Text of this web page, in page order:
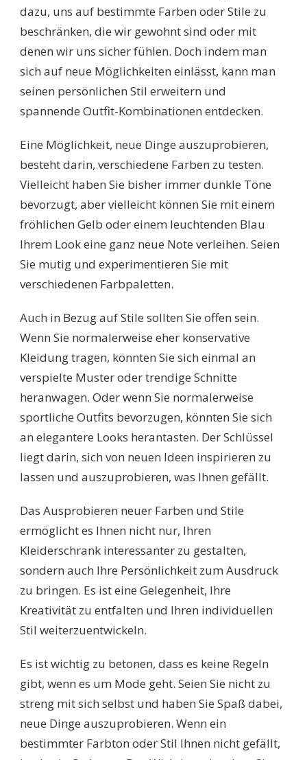
dazu, uns auf bestimmte Farben oder Stile zu
beschränken, die wir gewohnt sind oder mit
denen wir uns sicher fühlen. Doch indem man
sich auf neue Möglichkeiten einlässt, kann man
seinen persönlichen Stil erweitern und
spannende Outfit-Kombinationen entdecken.
Eine Möglichkeit, neue Dinge auszuprobieren,
besteht darin, verschiedene Farben zu testen.
Vielleicht haben Sie bisher immer dunkle Töne
bevorzugt, aber vielleicht können Sie mit einem
fröhlichen Gelb oder einem leuchtenden Blau
Ihrem Look eine ganz neue Note verleihen. Seien
Sie mutig und experimentieren Sie mit
verschiedenen Farbpaletten.
Auch in Bezug auf Stile sollten Sie offen sein.
Wenn Sie normalerweise eher konservative
Kleidung tragen, könnten Sie sich einmal an
verspielte Muster oder trendige Schnitte
heranwagen. Oder wenn Sie normalerweise
sportliche Outfits bevorzugen, könnten Sie sich
an elegantere Looks herantasten. Der Schlüssel
liegt darin, sich von neuen Ideen inspirieren zu
lassen und auszuprobieren, was Ihnen gefällt.
Das Ausprobieren neuer Farben und Stile
ermöglicht es Ihnen nicht nur, Ihren
Kleiderschrank interessanter zu gestalten,
sondern auch Ihre Persönlichkeit zum Ausdruck
zu bringen. Es ist eine Gelegenheit, Ihre
Kreativität zu entfalten und Ihren individuellen
Stil weiterzuentwickeln.
Es ist wichtig zu betonen, dass es keine Regeln
gibt, wenn es um Mode geht. Seien Sie nicht zu
streng mit sich selbst und haben Sie Spaß dabei,
neue Dinge auszuprobieren. Wenn ein
bestimmter Farbton oder Stil Ihnen nicht gefällt,